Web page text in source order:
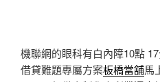
機聯網的眼科有白內障10點
借貸難題專屬方案板橋當舖馬